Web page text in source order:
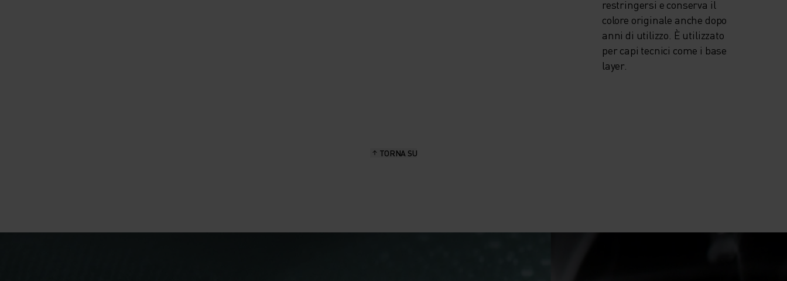
restringersi e conserva il
colore originale anche dopo
anni di utilizzo. È utilizzato
per capi tecnici come i base
layer.
TORNA SU